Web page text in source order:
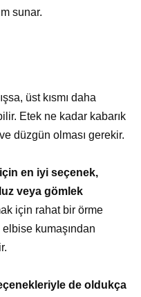
sunar.
üst kısmı daha
Etek ne kadar kabarık
düzgün olması gerekir.
en iyi seçenek,
veya gömlek
için rahat bir örme
elbise kumaşından
de oldukça